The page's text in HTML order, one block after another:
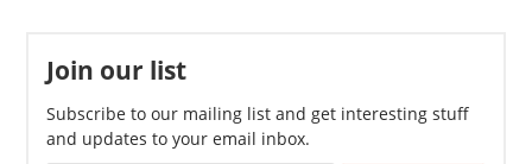
Join our list
Subscribe to our mailing list and get interesting stuff
and updates to your email inbox.